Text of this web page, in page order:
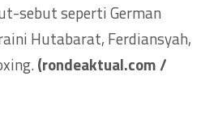
sebut seperti German
Hutabarat, Ferdiansyah,
(rondeaktual.com /